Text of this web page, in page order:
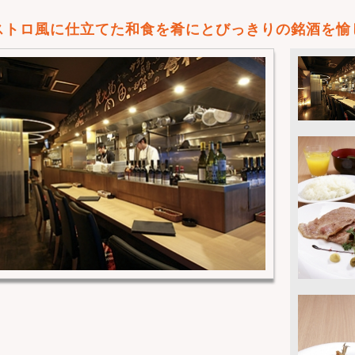
トロ風に仕立てた和食を肴にとびっきりの銘酒を愉